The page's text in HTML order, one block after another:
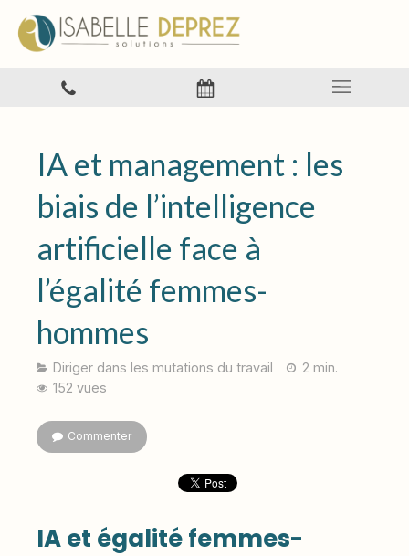
IA et management : les
biais de l’intelligence
artificielle face à
l’égalité femmes-
hommes
Diriger dans les mutations du travail
2 min.
152 vues
Commenter
IA et égalité femmes-